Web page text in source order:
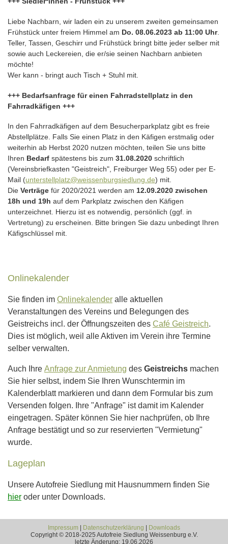
Liebe Nachbarn, wir laden ein zu unserem zweiten gemeinsamen
Frühstück unter freiem Himmel am Do. 08.06.2023 ab 11:00 Uhr.
Teller, Tassen, Geschirr und Frühstück bringt bitte jeder selber mit
sowie auch Leckereien, die er/sie seinen Nachbarn anbieten
möchte!
Wer kann - bringt auch Tisch + Stuhl mit.
+++ Bedarfsanfrage für einen Fahrradstellplatz in den
Fahrradkäfigen +++
In den Fahrradkäfigen auf dem Besucherparkplatz gibt es freie
Abstellplätze. Falls Sie einen Platz in den Käfigen erstmalig oder
weiterhin ab Herbst 2020 nutzen möchten, teilen Sie uns bitte
Ihren Bedarf spätestens bis zum 31.08.2020 schriftlich
(Vereinsbriefkasten "Geistreich", Freiburger Weg 55) oder per E-
Mail (unterstellplatz@weissenburgsiedlung.de) mit.
Die Verträge für 2020/2021 werden am 12.09.2020 zwischen
18h und 19h auf dem Parkplatz zwischen den Käfigen
unterzeichnet. Hierzu ist es notwendig, persönlich (ggf. in
Vertretung) zu erscheinen. Bitte bringen Sie dazu unbedingt Ihren
Käfigschlüssel mit.
Onlinekalender
Sie finden im Onlinekalender alle aktuellen
Veranstaltungen des Vereins und Belegungen des
Geistreichs incl. der Öffnungszeiten des Café Geistreich.
Dies ist möglich, weil alle Aktiven im Verein ihre Termine
selber verwalten.
Auch Ihre Anfrage zur Anmietung des Geistreichs machen
Sie hier selbst, indem Sie Ihren Wunschtermin im
Kalenderblatt markieren und dann dem Formular bis zum
Versenden folgen. Ihre "Anfrage" ist damit im Kalender
eingetragen. Später können Sie hier nachprüfen, ob Ihre
Anfrage bestätigt und so zur reservierten "Vermietung"
wurde.
Lageplan
Unsere Autofreie Siedlung mit Hausnummern finden Sie
hier oder unter Downloads.
Impressum Datenschutzerklärung
Downloads
Copyright © 2018-2025 Autofreie Siedlung Weissenburg e.V.
letzte Änderung: 19.06.2026